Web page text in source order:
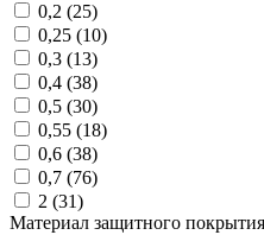
0,2 (25)
0,25 (10)
0,3 (13)
0,4 (38)
0,5 (30)
0,55 (18)
0,6 (38)
0,7 (76)
2 (31)
Материал защитного